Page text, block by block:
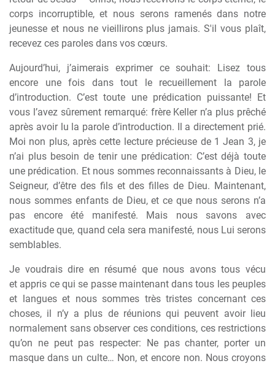
corps incorruptible, et nous serons ramenés dans notre
jeunesse et nous ne vieillirons plus jamais. S'il vous plaît,
recevez ces paroles dans vos cœurs.
Aujourd’hui, j’aimerais exprimer ce souhait: Lisez tous
encore une fois dans tout le recueillement la parole
d’introduction. C’est toute une prédication puissante! Et
vous l’avez sûrement remarqué: frère Keller n’a plus prêché
après avoir lu la parole d’introduction. Il a directement prié.
Moi non plus, après cette lecture précieuse de 1 Jean 3, je
n’ai plus besoin de tenir une prédication: C’est déjà toute
une prédication. Et nous sommes reconnaissants à Dieu, le
Seigneur, d’être des fils et des filles de Dieu. Maintenant,
nous sommes enfants de Dieu, et ce que nous serons n’a
pas encore été manifesté. Mais nous savons avec
exactitude que, quand cela sera manifesté, nous Lui serons
semblables.
Je voudrais dire en résumé que nous avons tous vécu
et appris ce qui se passe maintenant dans tous les peuples
et langues et nous sommes très tristes concernant ces
choses, il n’y a plus de réunions qui peuvent avoir lieu
normalement sans observer ces conditions, ces restrictions
qu’on ne peut pas respecter: Ne pas chanter, porter un
masque dans un culte… Non, et encore non. Nous croyons